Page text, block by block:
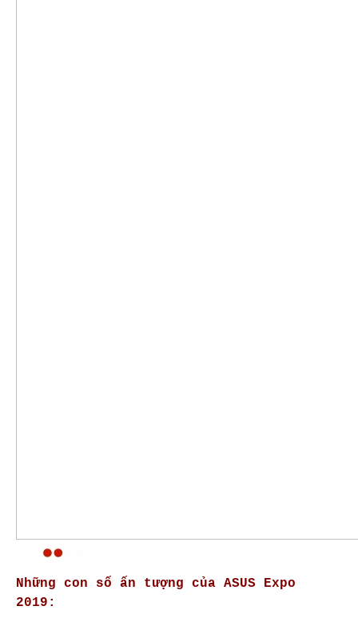
Những con số ấn tượng của ASUS Expo
2019: